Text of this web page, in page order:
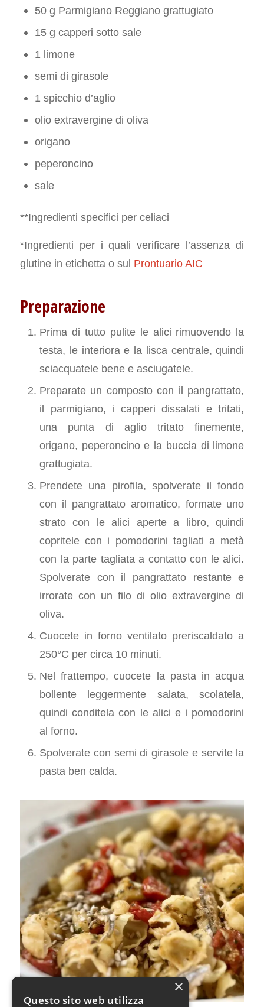
50 g Parmigiano Reggiano grattugiato
15 g capperi sotto sale
1 limone
semi di girasole
1 spicchio d’aglio
olio extravergine di oliva
origano
peperoncino
sale
**Ingredienti specifici per celiaci
*Ingredienti per i quali verificare l’assenza di
glutine in etichetta o sul Prontuario AIC
Preparazione
Prima di tutto pulite le alici rimuovendo la
testa, le interiora e la lisca centrale, quindi
sciacquatele bene e asciugatele.
Preparate un composto con il pangrattato,
il parmigiano, i capperi dissalati e tritati,
una punta di aglio tritato finemente,
origano, peperoncino e la buccia di limone
grattugiata.
Prendete una pirofila, spolverate il fondo
con il pangrattato aromatico, formate uno
strato con le alici aperte a libro, quindi
copritele con i pomodorini tagliati a metà
con la parte tagliata a contatto con le alici.
Spolverate con il pangrattato restante e
irrorate con un filo di olio extravergine di
oliva.
Cuocete in forno ventilato preriscaldato a
250°C per circa 10 minuti.
Nel frattempo, cuocete la pasta in acqua
bollente leggermente salata, scolatela,
quindi conditela con le alici e i pomodorini
al forno.
Spolverate con semi di girasole e servite la
pasta ben calda.
×
Questo sito web utilizza